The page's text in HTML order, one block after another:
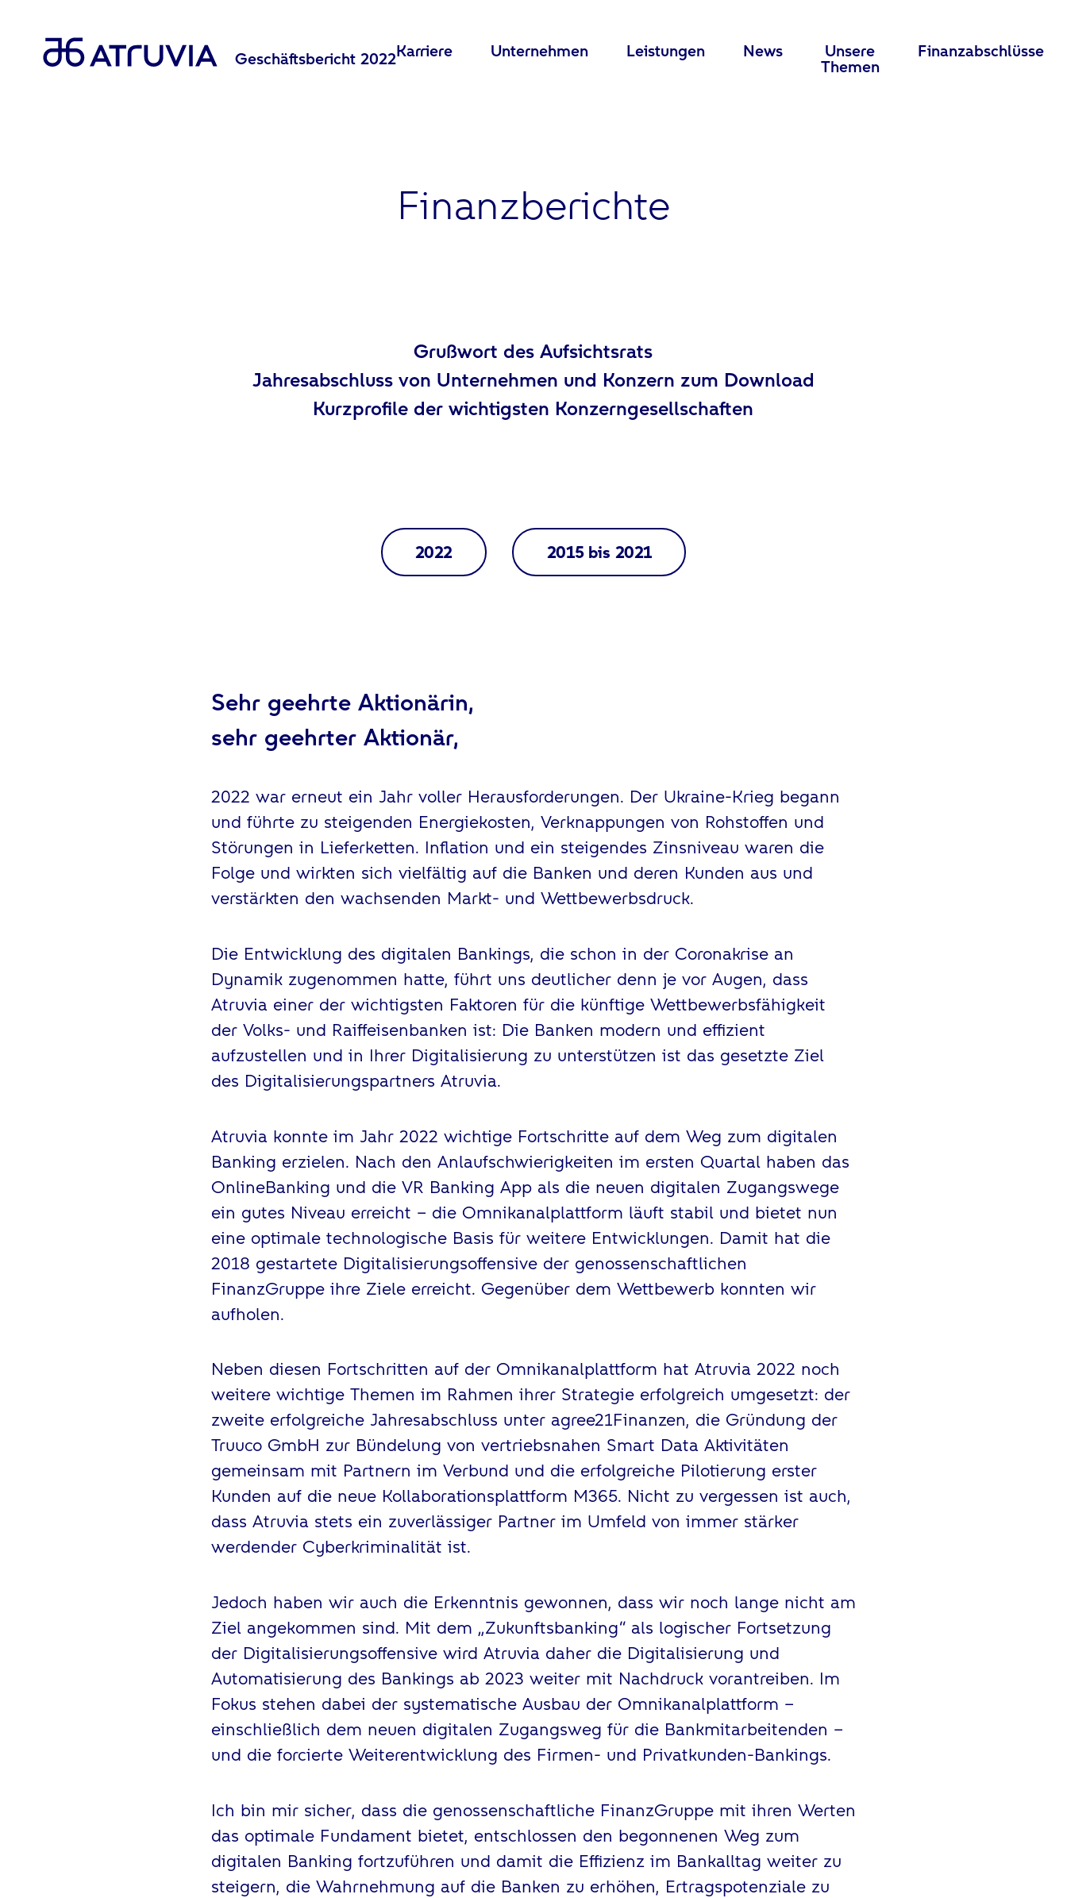
Geschäftsbericht 2022Karriere Unternehmen Leistungen News
Unsere
Themen
Finanzabschlüsse
Finanzberichte
Grußwort des Aufsichtsrats
Jahresabschluss von Unternehmen und Konzern zum Download
Kurzprofile der wichtigsten Konzerngesellschaften
2022 2015 bis 2021
Sehr geehrte Aktionärin,
sehr geehrter Aktionär,
2022 war erneut ein Jahr voller Herausforderungen. Der Ukraine-Krieg begann
und führte zu steigenden Energiekosten, Verknappungen von Rohstoffen und
Störungen in Lieferketten. Inflation und ein steigendes Zinsniveau waren die
Folge und wirkten sich vielfältig auf die Banken und deren Kunden aus und
verstärkten den wachsenden Markt- und Wettbewerbsdruck.
Die Entwicklung des digitalen Bankings, die schon in der Coronakrise an
Dynamik zugenommen hatte, führt uns deutlicher denn je vor Augen, dass
Atruvia einer der wichtigsten Faktoren für die künftige Wettbewerbsfähigkeit
der Volks- und Raiffeisenbanken ist: Die Banken modern und effizient
aufzustellen und in Ihrer Digitalisierung zu unterstützen ist das gesetzte Ziel
des Digitalisierungspartners Atruvia.
Atruvia konnte im Jahr 2022 wichtige Fortschritte auf dem Weg zum digitalen
Banking erzielen. Nach den Anlaufschwierigkeiten im ersten Quartal haben das
OnlineBanking und die VR Banking App als die neuen digitalen Zugangswege
ein gutes Niveau erreicht – die Omnikanalplattform läuft stabil und bietet nun
eine optimale technologische Basis für weitere Entwicklungen. Damit hat die
2018 gestartete Digitalisierungsoffensive der genossenschaftlichen
FinanzGruppe ihre Ziele erreicht. Gegenüber dem Wettbewerb konnten wir
aufholen.
Neben diesen Fortschritten auf der Omnikanalplattform hat Atruvia 2022 noch
weitere wichtige Themen im Rahmen ihrer Strategie erfolgreich umgesetzt: der
zweite erfolgreiche Jahresabschluss unter agree21Finanzen, die Gründung der
Truuco GmbH zur Bündelung von vertriebsnahen Smart Data Aktivitäten
gemeinsam mit Partnern im Verbund und die erfolgreiche Pilotierung erster
Kunden auf die neue Kollaborationsplattform M365. Nicht zu vergessen ist auch,
dass Atruvia stets ein zuverlässiger Partner im Umfeld von immer stärker
werdender Cyberkriminalität ist.
Jedoch haben wir auch die Erkenntnis gewonnen, dass wir noch lange nicht am
Ziel angekommen sind. Mit dem „Zukunftsbanking“ als logischer Fortsetzung
der Digitalisierungsoffensive wird Atruvia daher die Digitalisierung und
Automatisierung des Bankings ab 2023 weiter mit Nachdruck vorantreiben. Im
Fokus stehen dabei der systematische Ausbau der Omnikanalplattform –
einschließlich dem neuen digitalen Zugangsweg für die Bankmitarbeitenden –
und die forcierte Weiterentwicklung des Firmen- und Privatkunden-Bankings.
Ich bin mir sicher, dass die genossenschaftliche FinanzGruppe mit ihren Werten
das optimale Fundament bietet, entschlossen den begonnenen Weg zum
digitalen Banking fortzuführen und damit die Effizienz im Bankalltag weiter zu
steigern, die Wahrnehmung auf die Banken zu erhöhen, Ertragspotenziale zu